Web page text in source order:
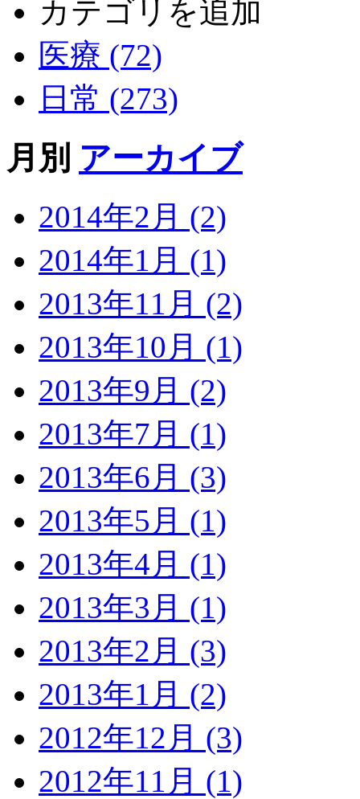
カテゴリを追加
医療 (72)
日常 (273)
月別 アーカイブ
2014年2月 (2)
2014年1月 (1)
2013年11月 (2)
2013年10月 (1)
2013年9月 (2)
2013年7月 (1)
2013年6月 (3)
2013年5月 (1)
2013年4月 (1)
2013年3月 (1)
2013年2月 (3)
2013年1月 (2)
2012年12月 (3)
2012年11月 (1)